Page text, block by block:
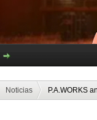
Noticias P.A.WORKS